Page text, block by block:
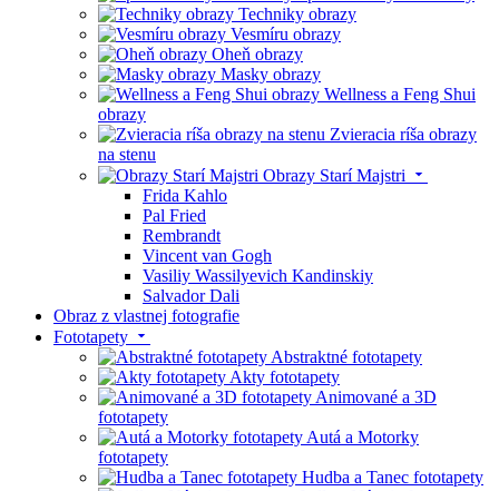
Techniky obrazy
Vesmíru obrazy
Oheň obrazy
Masky obrazy
Wellness a Feng Shui
obrazy
Zvieracia ríša obrazy
na stenu
Obrazy Starí Majstri
Frida Kahlo
Pal Fried
Rembrandt
Vincent van Gogh
Vasiliy Wassilyevich Kandinskiy
Salvador Dali
Obraz z vlastnej fotografie
Fototapety
Abstraktné fototapety
Akty fototapety
Animované a 3D
fototapety
Autá a Motorky
fototapety
Hudba a Tanec fototapety